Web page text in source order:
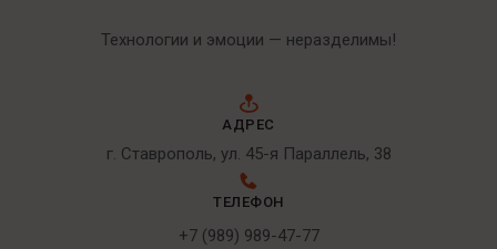
Технологии и эмоции — неразделимы!
АДРЕС
г. Ставрополь, ул. 45-я Параллель, 38
ТЕЛЕФОН
+7 (989) 989-47-77